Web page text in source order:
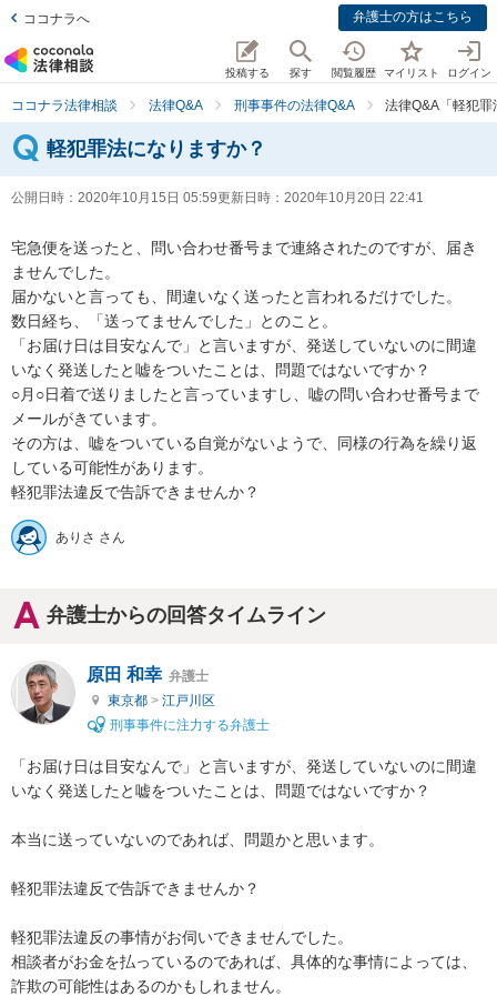
ココナラへ 弁護士の方はこちら
投稿する 探す 閲覧履歴 マイリスト ログイン
ココナラ法律相談 法律Q&A 刑事事件の法律Q&A 法律Q&A「軽犯
軽犯罪法になりますか？
公開日時： 2020年10月15日 05:59更新日時： 2020年10月20日 22:41
宅急便を送ったと、問い合わせ番号まで連絡されたのですが、届き
ませんでした。
届かないと言っても、間違いなく送ったと言われるだけでした。
数日経ち、「送ってませんでした」とのこと。
「お届け日は目安なんで」と言いますが、発送していないのに間違
いなく発送したと嘘をついたことは、問題ではないですか？
○月○日着で送りましたと言っていますし、嘘の問い合わせ番号まで
メールがきています。
その方は、嘘をついている自覚がないようで、同様の行為を繰り返
している可能性があります。
軽犯罪法違反で告訴できませんか？
ありさ さん
弁護士からの回答タイムライン
原田 和幸 弁護士
東京都 > 江戸川区
刑事事件に注力する弁護士
「お届け日は目安なんで」と言いますが、発送していないのに間違
いなく発送したと嘘をついたことは、問題ではないですか？
本当に送っていないのであれば、問題かと思います。
軽犯罪法違反で告訴できませんか？
軽犯罪法違反の事情がお伺いできませんでした。
相談者がお金を払っているのであれば、具体的な事情によっては、
詐欺の可能性はあるのかもしれません。